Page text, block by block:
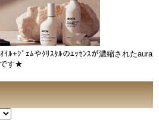
ﾙ+ｼﾞｪﾑやｸﾘｽﾀﾙのｴｯｾﾝｽが濃縮されたaura
です★